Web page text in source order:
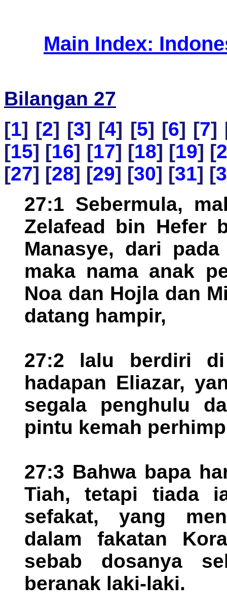
Main Index:
Bilangan 27
[1] [2] [3] [4] [5] [6] [7]
[15] [16] [17] [18] [19] [
[27] [28] [29] [30] [31] [
27:1 Sebermula,
Zelafead bin Hefer
Manasye, dari
maka nama anak
Noa dan Hojla dan
datang hampir,
27:2 lalu berdiri
hadapan Eliazar,
segala penghulu
pintu kemah
27:3 Bahwa bapa
Tiah, tetapi tiada
sefakat, yang
dalam fakatan
sebab dosanya
beranak laki-laki.